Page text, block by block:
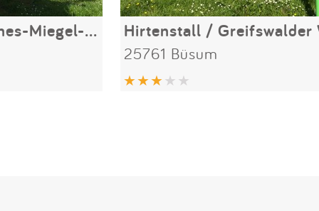
Rosengrund / Agnes-Miegel-Straße Hirtenstall / Greifswalder
25761 Büsum